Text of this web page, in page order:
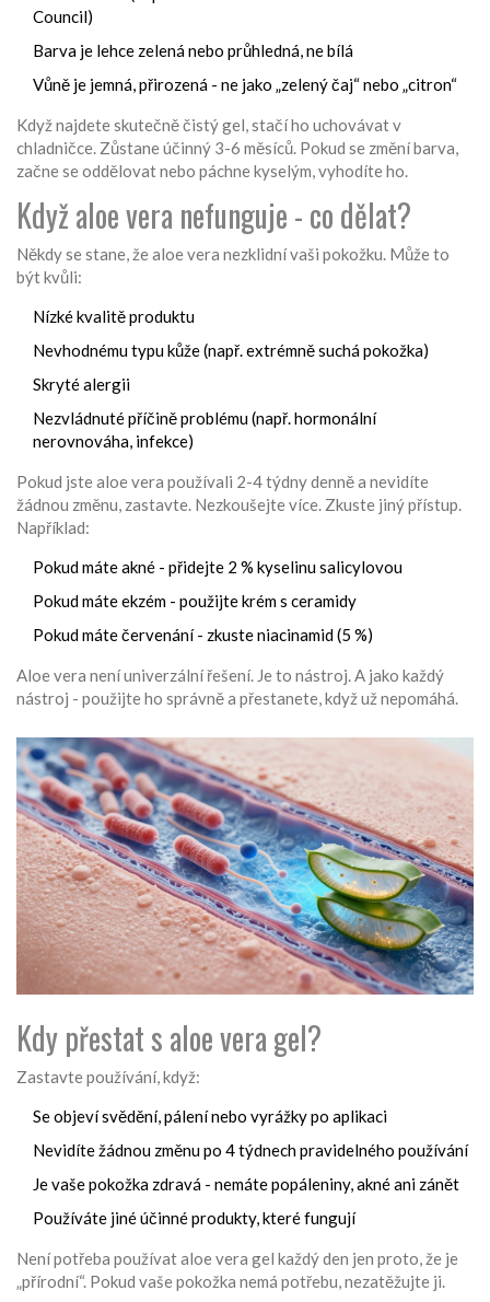
Council)
Barva je lehce zelená nebo průhledná, ne bílá
Vůně je jemná, přirozená - ne jako „zelený čaj“ nebo „citron“
Když najdete skutečně čistý gel, stačí ho uchovávat v
chladničce. Zůstane účinný 3-6 měsíců. Pokud se změní barva,
začne se oddělovat nebo páchne kyselým, vyhodíte ho.
Když aloe vera nefunguje - co dělat?
Někdy se stane, že aloe vera nezklidní vaši pokožku. Může to
být kvůli:
Nízké kvalitě produktu
Nevhodnému typu kůže (např. extrémně suchá pokožka)
Skryté alergii
Nezvládnuté příčině problému (např. hormonální
nerovnováha, infekce)
Pokud jste aloe vera používali 2-4 týdny denně a nevidíte
žádnou změnu, zastavte. Nezkoušejte více. Zkuste jiný přístup.
Například:
Pokud máte akné - přidejte 2 % kyselinu salicylovou
Pokud máte ekzém - použijte krém s ceramidy
Pokud máte červenání - zkuste niacinamid (5 %)
Aloe vera není univerzální řešení. Je to nástroj. A jako každý
nástroj - použijte ho správně a přestanete, když už nepomáhá.
Kdy přestat s aloe vera gel?
Zastavte používání, když:
Se objeví svědění, pálení nebo vyrážky po aplikaci
Nevidíte žádnou změnu po 4 týdnech pravidelného používání
Je vaše pokožka zdravá - nemáte popáleniny, akné ani zánět
Používáte jiné účinné produkty, které fungují
Není potřeba používat aloe vera gel každý den jen proto, že je
„přírodní“. Pokud vaše pokožka nemá potřebu, nezatěžujte ji.